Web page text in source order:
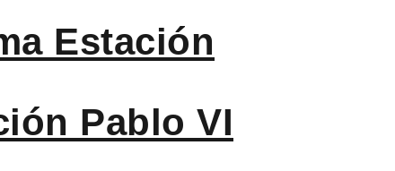
Estación
Pablo VI